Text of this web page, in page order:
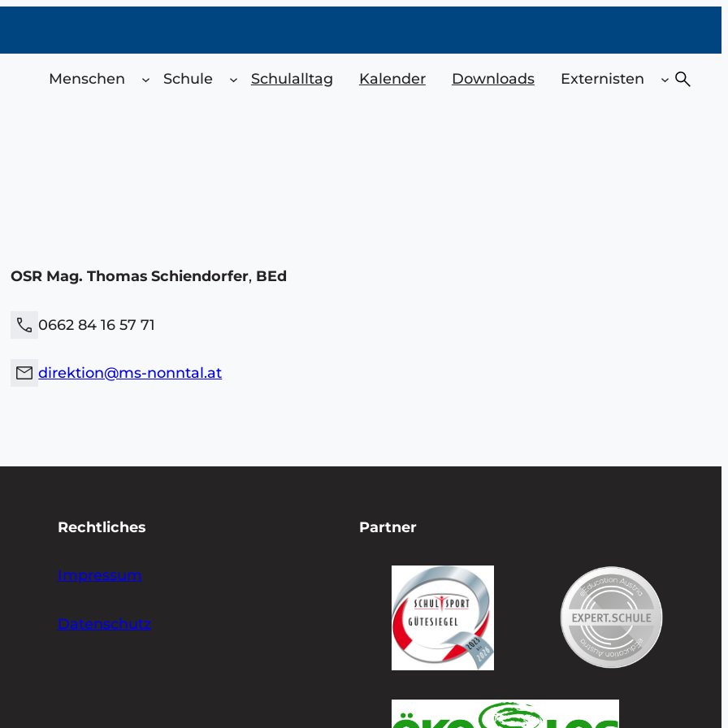
Menschen Schule Schulalltag Kalender Downloads Externisten Suchen
OSR Mag. Thomas Schiendorfer, BEd
phone 0662 84 16 57 71
mail direktion@ms-nonntal.at
Rechtliches
Impressum
Datenschutz
Partner